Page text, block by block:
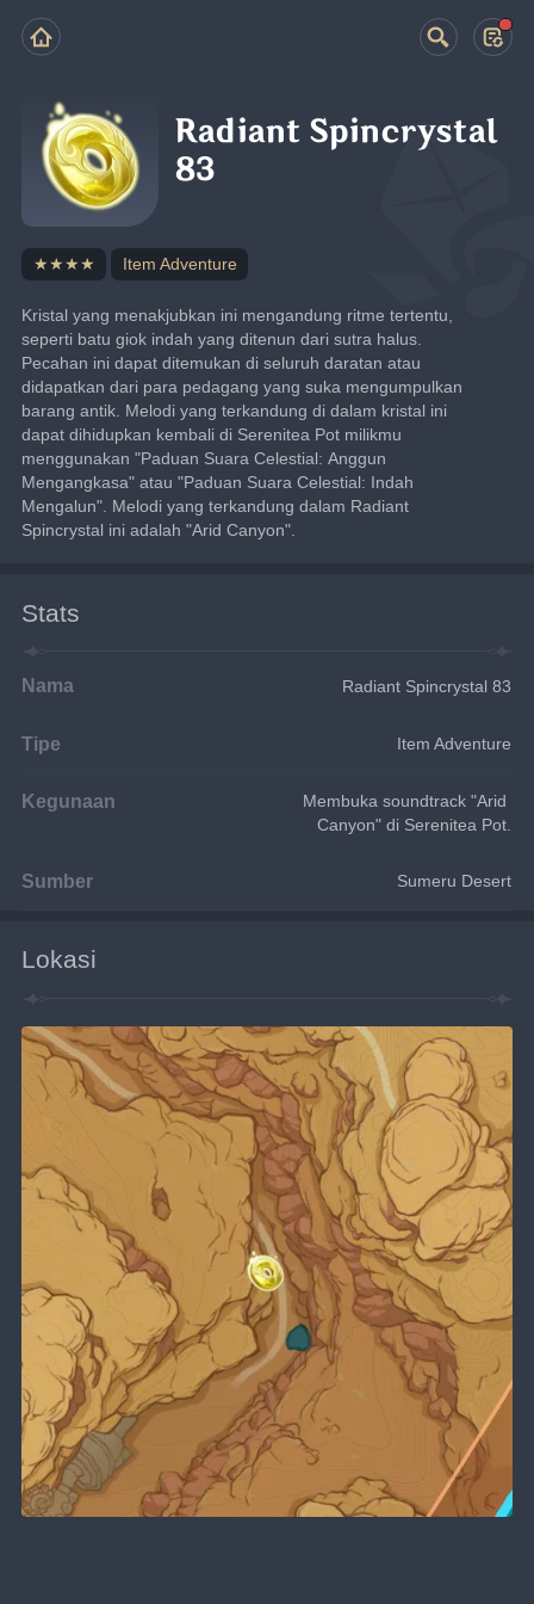
Radiant Spincrystal
83
★★★★ Item Adventure
Kristal yang menakjubkan ini mengandung ritme tertentu,
seperti batu giok indah yang ditenun dari sutra halus.
Pecahan ini dapat ditemukan di seluruh daratan atau
didapatkan dari para pedagang yang suka mengumpulkan
barang antik. Melodi yang terkandung di dalam kristal ini
dapat dihidupkan kembali di Serenitea Pot milikmu
menggunakan "Paduan Suara Celestial: Anggun
Mengangkasa" atau "Paduan Suara Celestial: Indah
Mengalun". Melodi yang terkandung dalam Radiant
Spincrystal ini adalah "Arid Canyon".
Stats
Nama Radiant Spincrystal 83
Tipe Item Adventure
Kegunaan
Membuka soundtrack "Arid
Canyon" di Serenitea Pot.
Sumber Sumeru Desert
Lokasi